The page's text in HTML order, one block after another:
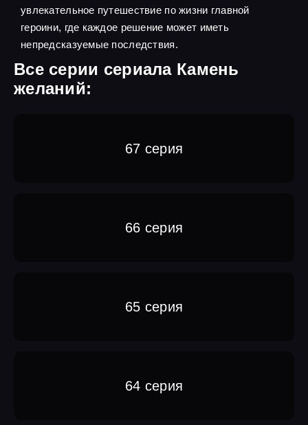
увлекательное путешествие по жизни главной
героини, где каждое решение может иметь
непредсказуемые последствия.
Все серии сериала Камень
желаний:
67 серия
66 серия
65 серия
64 серия